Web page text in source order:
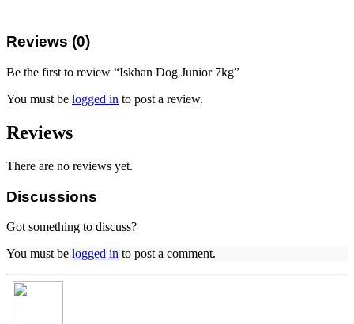
Reviews (0)
Be the first to review “Iskhan Dog Junior 7kg”
You must be logged in to post a review.
Reviews
There are no reviews yet.
Discussions
Got something to discuss?
You must be logged in to post a comment.